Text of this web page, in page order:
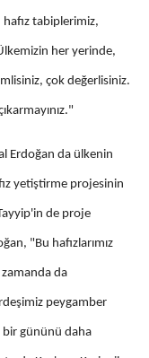
tabiplerimiz,
her yerinde,
çok değerlisiniz.
Erdoğan da ülkenin
yetiştirme projesinin
de proje
"Bu hafızlarımız
da
peygamber
bir gününü daha